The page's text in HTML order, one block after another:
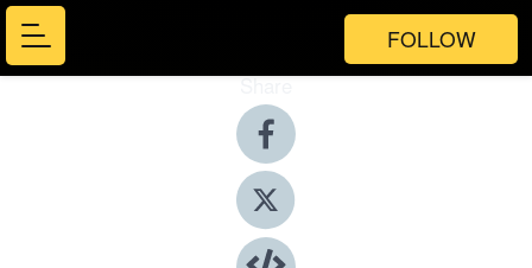
FOLLOW
Share